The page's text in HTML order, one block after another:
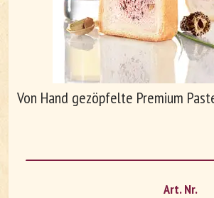
Arbeiten bei Le
Von Hand gezöpfelte Premium
Art. Nr.